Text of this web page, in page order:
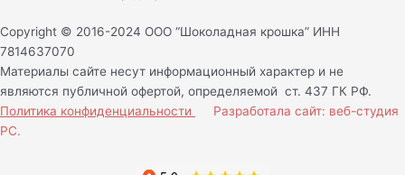
Copyright © 2016-2024 ООО “Шоколадная крошка” ИНН
7814637070
Материалы сайте несут информационный характер и не
являются публичной офертой, определяемой ст. 437 ГК РФ.
Политика конфиденциальности
Разработала сайт: веб-студия
РС.